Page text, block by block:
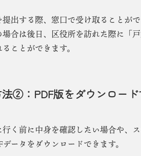
出する際、窓口で受け取ることが
場合は後日、区役所を訪れた際に「
ことができます。
②：PDF版をダウンロード
行く前に中身を確認したい場合や、
ータをダウンロードできます。